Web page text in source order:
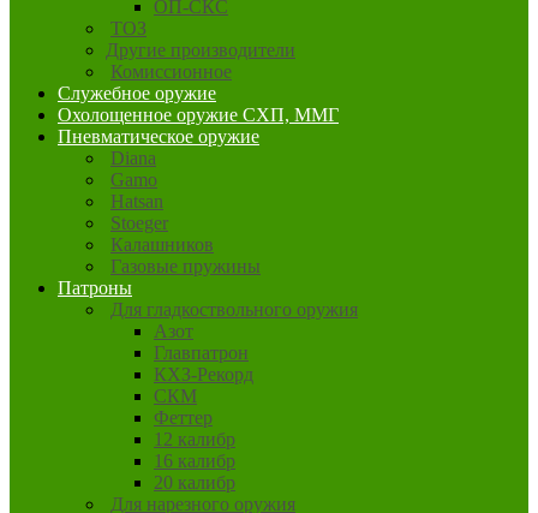
ОП-СКС
ТОЗ
Другие производители
Комиссионное
Служебное оружие
Охолощенное оружие СХП, ММГ
Пневматическое оружие
Diana
Gamo
Hatsan
Stoeger
Калашников
Газовые пружины
Патроны
Для гладкоствольного оружия
Азот
Главпатрон
КХЗ-Рекорд
СКМ
Феттер
12 калибр
16 калибр
20 калибр
Для нарезного оружия